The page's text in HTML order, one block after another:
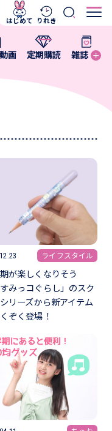
画 定期購読 雑誌
はじめて りれき
ライフスタイル
が楽しくなりそう
みっコぐらし」のスク
リーズから新アイテム
ぞく登場！